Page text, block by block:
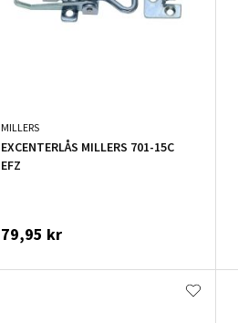
MILLERS
EXCENTERLÅS MILLERS 701-15C
EFZ
79,95 kr